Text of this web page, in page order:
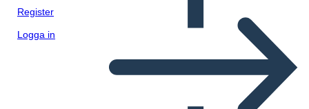
Register
Logga in